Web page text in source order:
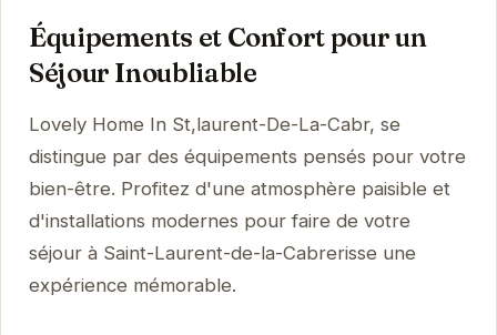
Équipements et Confort pour un
Séjour Inoubliable
Lovely Home In St,laurent-De-La-Cabr, se
distingue par des équipements pensés pour votre
bien-être. Profitez d'une atmosphère paisible et
d'installations modernes pour faire de votre
séjour à Saint-Laurent-de-la-Cabrerisse une
expérience mémorable.